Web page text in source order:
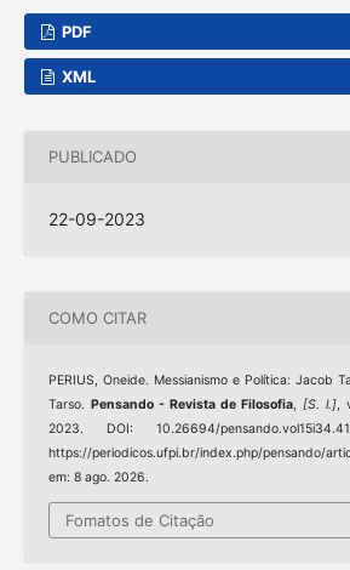
PDF
XML
PUBLICADO
22-09-2023
COMO CITAR
PERIUS, Oneide. Messianismo e Política: Jacob
Tarso. Pensando - Revista de Filosofia,[S. l.],
2023. DOI: 10.26694/
https://periodicos.ufpi.br/index.php/pensando/
em: 8 ago. 2026.
Fomatos de Citação